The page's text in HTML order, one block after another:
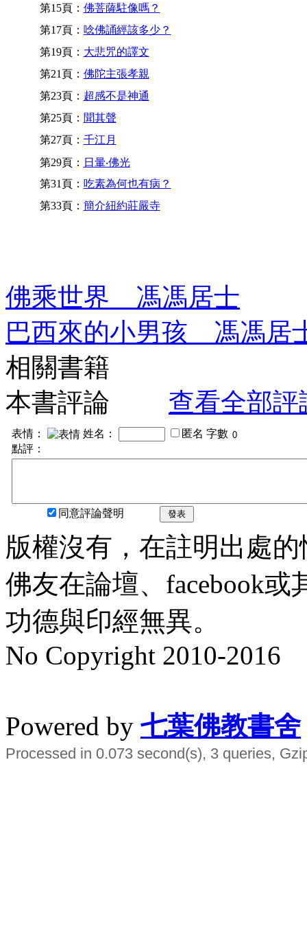
第15頁： 佛菩薩駐像嗎？
第17頁： 唸佛誦經該多少？
第19頁： 大悲咒的譯文
第21頁： 佛陀主張孝親
第23頁： 超感不是神通
第25頁： 聞其聲
第27頁： 千江月
第29頁： 日暈‧佛光
第31頁： 吃素為何也有病？
第33頁： 簡介紐約莊嚴寺
佛乘世界 馮馮居士
巴西來的小男孩 馮馮居
相關書籍
本書評論
查看全部評
表情： 姓名： 匿名 字數
點評：
同意評論聲明 發表
版權沒有，在註明出處
佛友在論壇、facebook
功德與印經無異。
No Copyright 2010-2016
Powered by 七葉佛教書舍
Processed in 0.073 second(s), 3 queries,